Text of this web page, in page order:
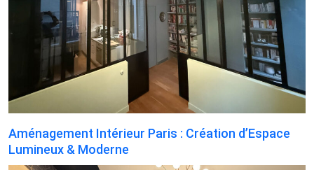
Aménagement Intérieur Paris : Création d’Espace
Lumineux & Moderne